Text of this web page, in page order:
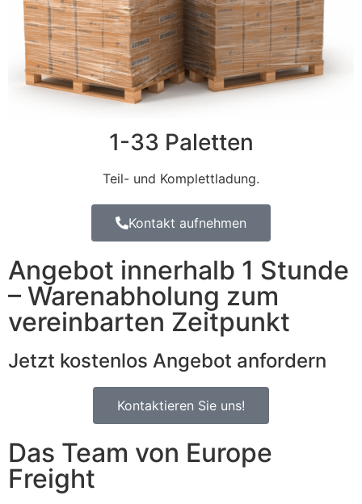
1-33 Paletten
Teil- und Komplettladung.
Kontakt aufnehmen
Angebot innerhalb 1 Stunde
– Warenabholung zum
vereinbarten Zeitpunkt
Jetzt kostenlos Angebot anfordern
Kontaktieren Sie uns!
Das Team von Europe
Freight